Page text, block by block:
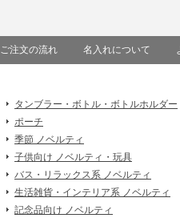
ご注文の流れ 名入れについて
タンブラー・ボトル・ボトルホルダー
ポーチ
季節 ノベルティ
子供向け ノベルティ・玩具
バス・リラックス系 ノベルティ
生活雑貨・インテリア系 ノベルティ
記念品向け ノベルティ